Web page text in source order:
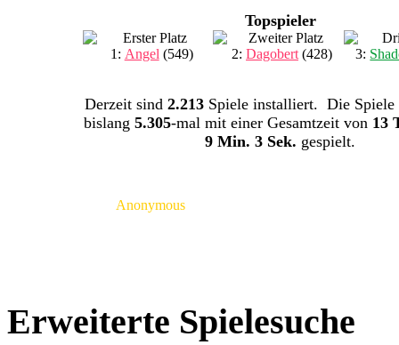
Topspieler
1: Angel (549) 2:Dagobert (428) 3:
Derzeit sind 2.213Spiele installiert. Die Spiele
bislang 5.305-mal mit einer Gesamtzeit von 13
9 Min. 3 Sek. gespielt.
Anonymous
Erweiterte Spielesuche